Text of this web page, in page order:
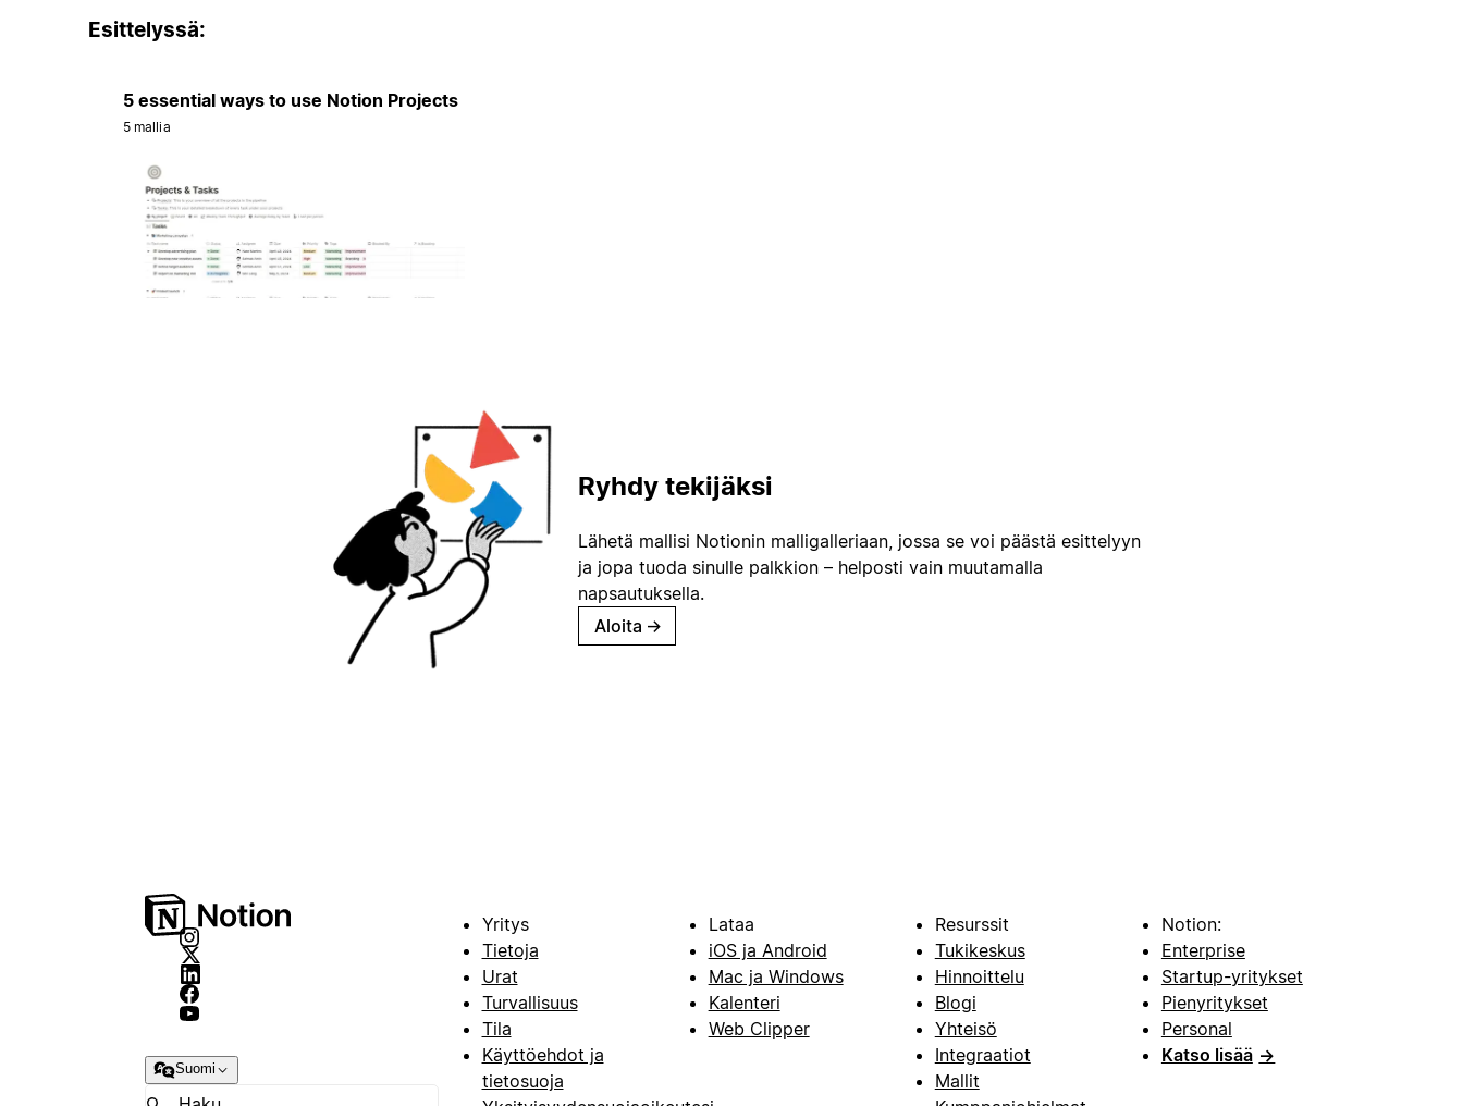
Esittelyssä:
5 essential ways to use Notion Projects
5 mallia
Ryhdy tekijäksi
Lähetä mallisi Notionin malligalleriaan, jossa se voi päästä esittelyyn
ja jopa tuoda sinulle palkkion – helposti vain muutamalla
napsautuksella.
Aloita →
Suomi
Yritys
Tietoja
Urat
Turvallisuus
Tila
Käyttöehdot ja
tietosuoja
Lataa
iOS ja Android
Mac ja Windows
Kalenteri
Web Clipper
Resurssit
Tukikeskus
Hinnoittelu
Blogi
Yhteisö
Integraatiot
Mallit
Notion:
Enterprise
Startup-yritykset
Pienyritykset
Personal
Katso lisää →